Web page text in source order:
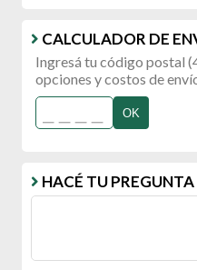
CALCULADOR DE
Ingresá tu código postal
opciones y costos de
OK
HACÉ TU PREGUNTA